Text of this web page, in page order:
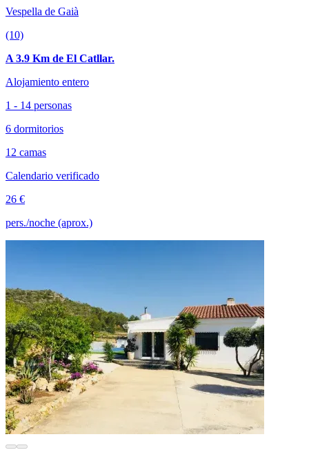
Vespella de Gaià
(10)
A 3.9 Km de El Catllar.
Alojamiento entero
1 - 14 personas
6 dormitorios
12 camas
Calendario verificado
26 €
pers./noche (aprox.)